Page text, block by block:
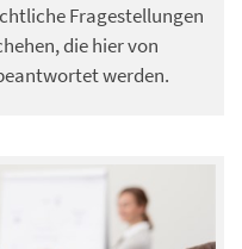
Fragestellungen
die hier von
werden.